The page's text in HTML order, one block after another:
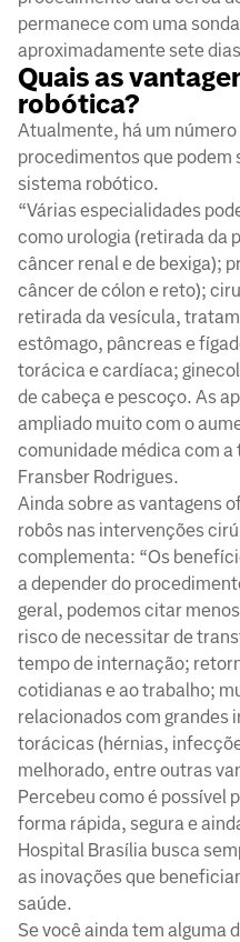
permanece com uma
aproximadamente sete
Quais as
robótica?
Atualmente, há um
procedimentos que podem
sistema robótico.
“Várias especialidades
como urologia (retirada da
câncer renal e de bexiga);
câncer de cólon e reto);
retirada da vesícula,
estômago, pâncreas e
torácica e cardíaca;
de cabeça e pescoço. As
ampliado muito com o
comunidade médica com a
Fransber Rodrigues.
Ainda sobre as vantagens
robôs nas intervenções
complementa: “Os
a depender do
geral, podemos citar
risco de necessitar de
tempo de internação;
cotidianas e ao trabalho;
relacionados com grandes
torácicas (hérnias,
melhorado, entre outras
Percebeu como é possível
forma rápida, segura e
Hospital Brasília busca
as inovações que
saúde.
Se você ainda tem alguma